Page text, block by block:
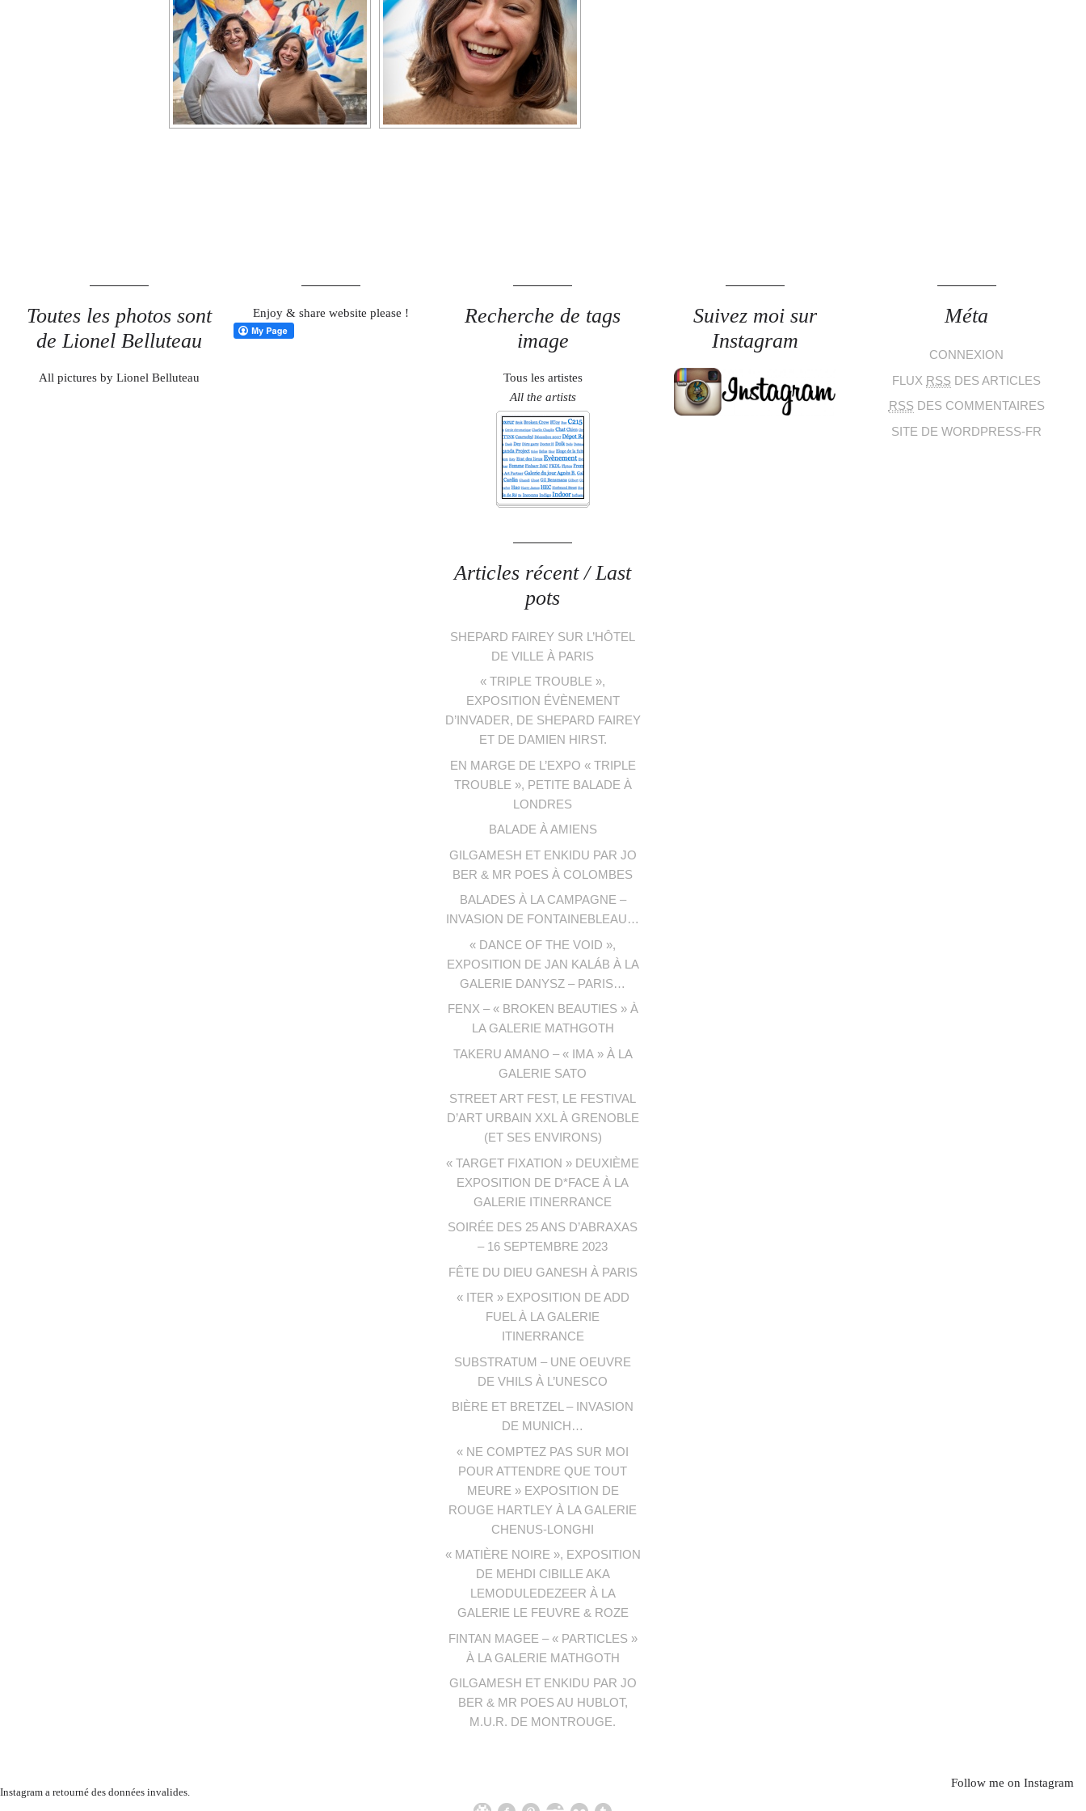
Toutes les photos sont
de Lionel Belluteau
All pictures by Lionel Belluteau
Enjoy & share website please !
Recherche de tags
image
Tous les artistes
All the artists
Suivez moi sur
Instagram
Méta
CONNEXION
FLUX RSS DES ARTICLES
RSS DES COMMENTAIRES
SITE DE WORDPRESS-FR
Articles récent / Last
pots
SHEPARD FAIREY SUR L’HÔTEL
DE VILLE À PARIS
« TRIPLE TROUBLE »,
EXPOSITION ÉVÈNEMENT
D’INVADER, DE SHEPARD FAIREY
ET DE DAMIEN HIRST.
EN MARGE DE L’EXPO « TRIPLE
TROUBLE », PETITE BALADE À
LONDRES
BALADE À AMIENS
GILGAMESH ET ENKIDU PAR JO
BER & MR POES À COLOMBES
BALADES À LA CAMPAGNE –
INVASION DE FONTAINEBLEAU…
« DANCE OF THE VOID »,
EXPOSITION DE JAN KALÁB À LA
GALERIE DANYSZ – PARIS…
FENX – « BROKEN BEAUTIES » À
LA GALERIE MATHGOTH
TAKERU AMANO – « IMA » À LA
GALERIE SATO
STREET ART FEST, LE FESTIVAL
D’ART URBAIN XXL À GRENOBLE
(ET SES ENVIRONS)
« TARGET FIXATION » DEUXIÈME
EXPOSITION DE D*FACE À LA
GALERIE ITINERRANCE
SOIRÉE DES 25 ANS D’ABRAXAS
– 16 SEPTEMBRE 2023
FÊTE DU DIEU GANESH À PARIS
« ITER » EXPOSITION DE ADD
FUEL À LA GALERIE
ITINERRANCE
SUBSTRATUM – UNE OEUVRE
DE VHILS À L’UNESCO
BIÈRE ET BRETZEL – INVASION
DE MUNICH…
« NE COMPTEZ PAS SUR MOI
POUR ATTENDRE QUE TOUT
MEURE » EXPOSITION DE
ROUGE HARTLEY À LA GALERIE
CHENUS-LONGHI
« MATIÈRE NOIRE », EXPOSITION
DE MEHDI CIBILLE AKA
LEMODULEDEZEER À LA
GALERIE LE FEUVRE & ROZE
FINTAN MAGEE – « PARTICLES »
À LA GALERIE MATHGOTH
GILGAMESH ET ENKIDU PAR JO
BER & MR POES AU HUBLOT,
M.U.R. DE MONTROUGE.
Instagram a retourné des données invalides.
Follow me on Instagram